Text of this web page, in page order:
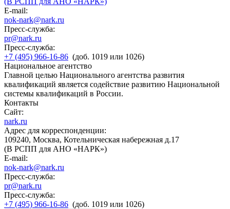
E-mail:
nok-nark@nark.ru
Пресс-служба:
pr@nark.ru
Пресс-служба:
+7 (495) 966-16-86 (доб. 1019 или 1026)
Национальное агентство
Главной целью Национального агентства развития
квалификаций является содействие развитию Национальной
системы квалификаций в России.
Контакты
Сайт:
nark.ru
Адрес для корреспонденции:
109240, Москва, Котельническая набережная д.17
(В РСПП для АНО «НАРК»)
E-mail:
nok-nark@nark.ru
Пресс-служба:
pr@nark.ru
Пресс-служба:
+7 (495) 966-16-86 (доб. 1019 или 1026)